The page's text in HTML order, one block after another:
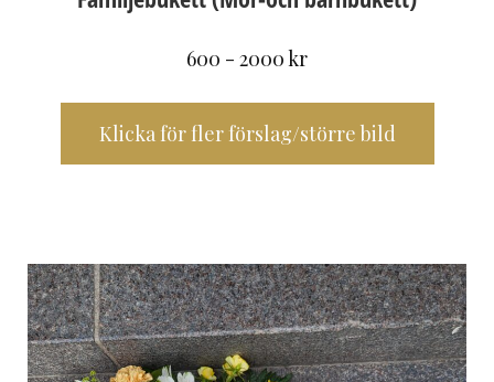
600 - 2000 kr
Klicka för fler förslag/större bild